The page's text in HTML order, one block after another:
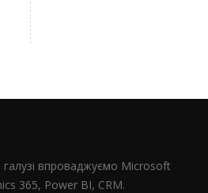
впроваджуємо Microsoft
365, Power BI, CRM.